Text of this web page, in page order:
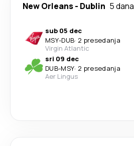
New Orleans- Dublin 5 dana
sub 05 dec
MSY-DUB· 2 presedanja
Virgin Atlantic
sri 09 dec
DUB-MSY· 2 presedanja
Aer Lingus